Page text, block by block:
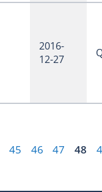
2016-
12-27
45 46 47 48